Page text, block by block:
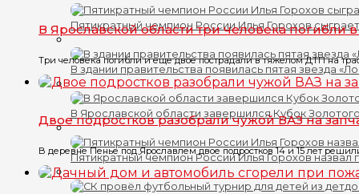
Пятикратный чемпион России Илья Горохов
В здании правительства появилась пятая звезда
В Ярославской области завершился Кубок
Пятикратный чемпион России Илья Горохов
В Ярославской области три человека
Три человека погибли и еще двое пострадали в тяжелом ДТП на
Двое подростков разобрали чужой ВАЗ на
В деревне Пенье под Ярославлем двое подростков 14 и 15 лет